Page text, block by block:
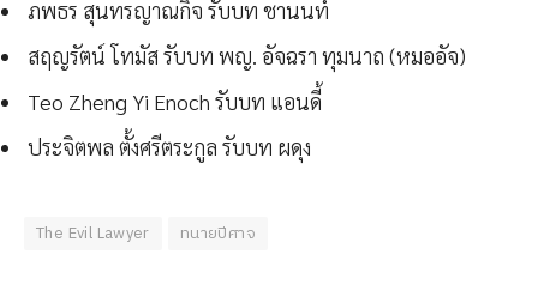
ภพธร สุนทรญาณกิจ รับบท ชานนท์
สฤญรัตน์ โทมัส รับบท พญ. อัจฉรา ทุมนาถ (หมออัจ)
Teo Zheng Yi Enoch รับบท แอนดี้
ประจิตพล ตั้งศรีตระกูล รับบท ผดุง
The Evil Lawyer ทนายปีศาจ